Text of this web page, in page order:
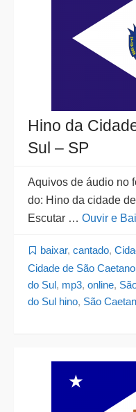
Hino da
Sul – SP
Aquivos de áudio no
do: Hino da cidade
Escutar … Ouvir e
baixar, cantado,
Cidade de São
do Sul , mp3, online,
do Sul hino, São